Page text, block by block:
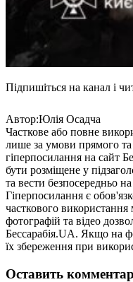
Підпишіться на канал і
Автор:Юлія Осадча
Часткове або повне
лише за умови прямого
гіперпосилання на сайт
бути розміщене у
та вести безпосередньо
Гіперпосилання є
часткового використання
фотографій та відео
Бессарабія.UA. Якщо на
їх збереження при
Оставить